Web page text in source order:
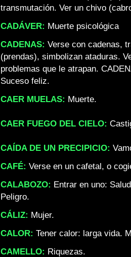
transmutación. Ver un chivo
CADÁVER: Muerte psicológica
CADENAS: Verse con cadenas,
(prendas), simbolizan ataduras.
problemas que le atrapan.
Suceso feliz.
CAER MUELAS: Muerte.
CAER FUEGO DEL CIELO:
CAÍDA DE UN PRECIPICIO:
CAFÉ: Verse en un cafetal, o
CALABOZO: Entrar en uno:
Peligro.
CÁLIZ: Mujer.
CALOR: Tener calor: larga vida.
CAMELLO: Riquezas.